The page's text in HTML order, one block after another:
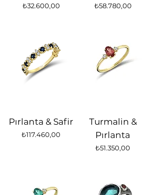
Fiyat
₺32.600,00 Fiyat
₺58.780,00
Pırlanta & Safir
Fiyat
₺117.460,00
Turmalin &
Pırlanta
Fiyat
₺51.350,00